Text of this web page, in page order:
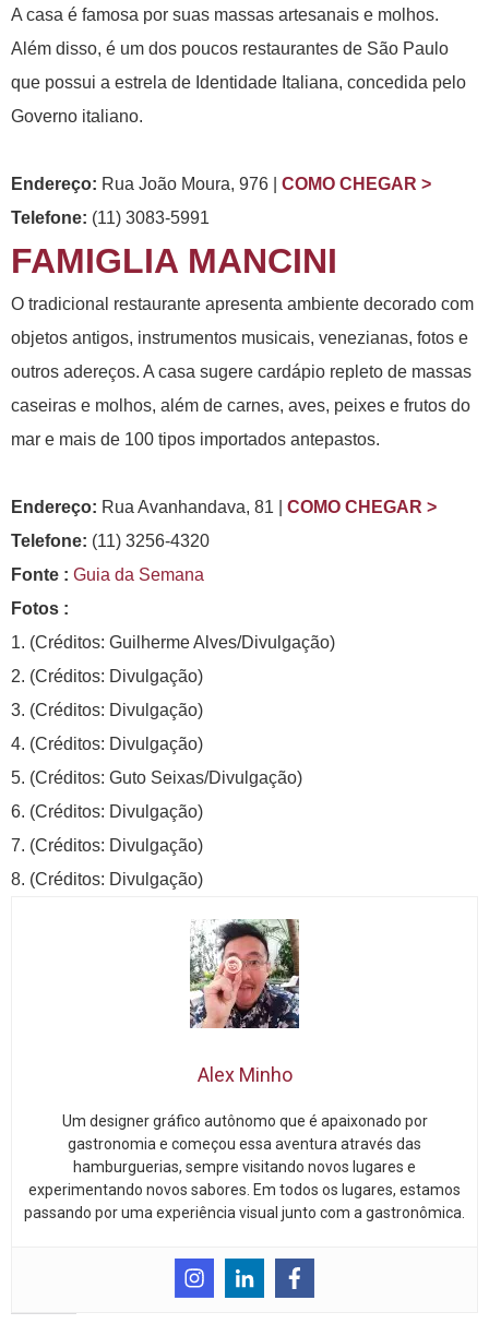
A casa é famosa por suas massas artesanais e molhos.
Além disso, é um dos poucos restaurantes de São Paulo
que possui a estrela de Identidade Italiana, concedida pelo
Governo italiano.
Endereço: Rua João Moura, 976 | COMO CHEGAR >
Telefone: (11) 3083-5991
FAMIGLIA MANCINI
O tradicional restaurante apresenta ambiente decorado com
objetos antigos, instrumentos musicais, venezianas, fotos e
outros adereços. A casa sugere cardápio repleto de massas
caseiras e molhos, além de carnes, aves, peixes e frutos do
mar e mais de 100 tipos importados antepastos.
Endereço: Rua Avanhandava, 81 | COMO CHEGAR >
Telefone: (11) 3256-4320
Fonte : Guia da Semana
Fotos :
1. (Créditos: Guilherme Alves/Divulgação)
2. (Créditos: Divulgação)
3. (Créditos: Divulgação)
4. (Créditos: Divulgação)
5. (Créditos: Guto Seixas/Divulgação)
6. (Créditos: Divulgação)
7. (Créditos: Divulgação)
8. (Créditos: Divulgação)
Alex Minho
Um designer gráfico autônomo que é apaixonado por
gastronomia e começou essa aventura através das
hamburguerias, sempre visitando novos lugares e
experimentando novos sabores. Em todos os lugares, estamos
passando por uma experiência visual junto com a gastronômica.